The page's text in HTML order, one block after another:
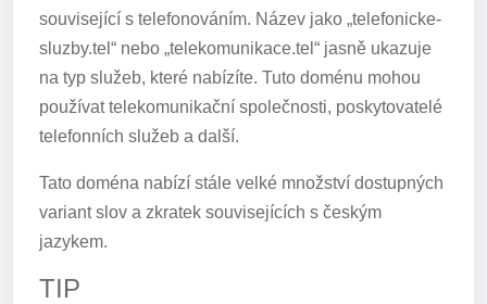
související s telefonováním. Název jako „telefonicke-
sluzby.tel“ nebo „telekomunikace.tel“ jasně ukazuje
na typ služeb, které nabízíte. Tuto doménu mohou
používat telekomunikační společnosti, poskytovatelé
telefonních služeb a další.
Tato doména nabízí stále velké množství dostupných
variant slov a zkratek souvisejících s českým
jazykem.
TIP